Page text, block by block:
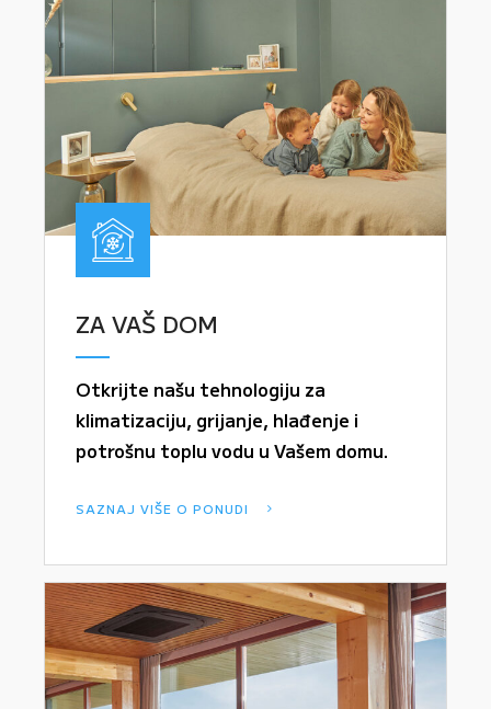
ZA VAŠ DOM
Otkrijte našu tehnologiju za
klimatizaciju, grijanje, hlađenje i
potrošnu toplu vodu u Vašem domu.
SAZNAJ VIŠE O PONUDI